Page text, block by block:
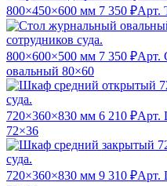
800×450×600 мм 7 350 ₽Арт.
800×600×500 мм 7 350 ₽Арт.
овальный 80×60
720×360×830 мм 6 210 ₽Арт.
72×36
720×360×830 мм 9 310 ₽Арт.